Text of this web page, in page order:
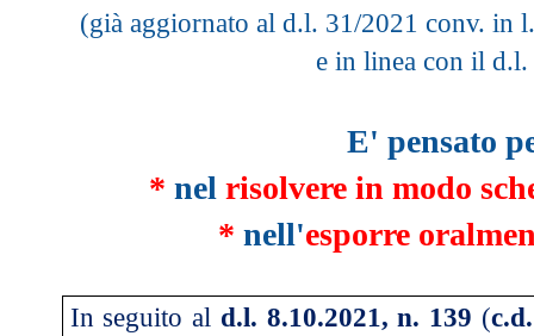
(già aggiornato al d.l. 31/2021 conv. in
e in linea con il
E' pensato
* nel risolvere in modo
* nell'esporre
In seguito al d.l. 8.10.2021, n. 139 (